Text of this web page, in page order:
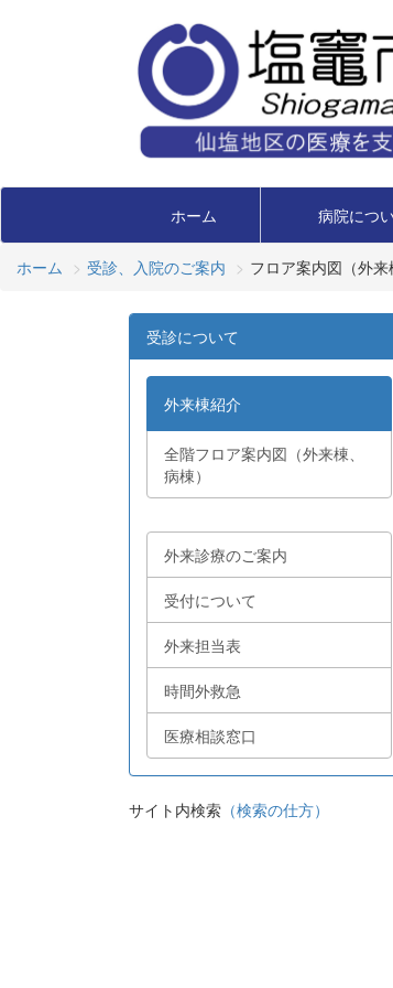
ホーム 病院につ
ホーム 受診、入院のご案内 フロア案内図（外来
受診について
外来棟紹介
全階フロア案内図（外来棟、
病棟）
外来診療のご案内
受付について
外来担当表
時間外救急
医療相談窓口
サイト内検索 （検索の仕方）